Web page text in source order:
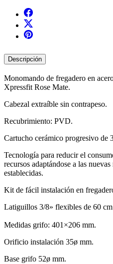
Descripción
Monomando de fregadero en
Xpressfit Rose Mate.
Cabezal extraíble sin contrapeso.
Recubrimiento: PVD.
Cartucho cerámico progresivo de
Tecnología para reducir el
recursos adaptándose a las
establecidas.
Kit de fácil instalación en
Latiguillos 3/8» flexibles de 60
Medidas grifo: 401×206 mm.
Orificio instalación 35ø mm.
Base grifo 52ø mm.